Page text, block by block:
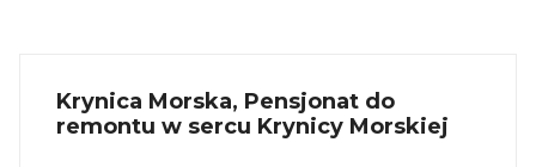
Oferujemy skuteczną i bezpłatną pomoc w
Krynica Morska, Pensjonat do
remontu w sercu Krynicy Morskiej